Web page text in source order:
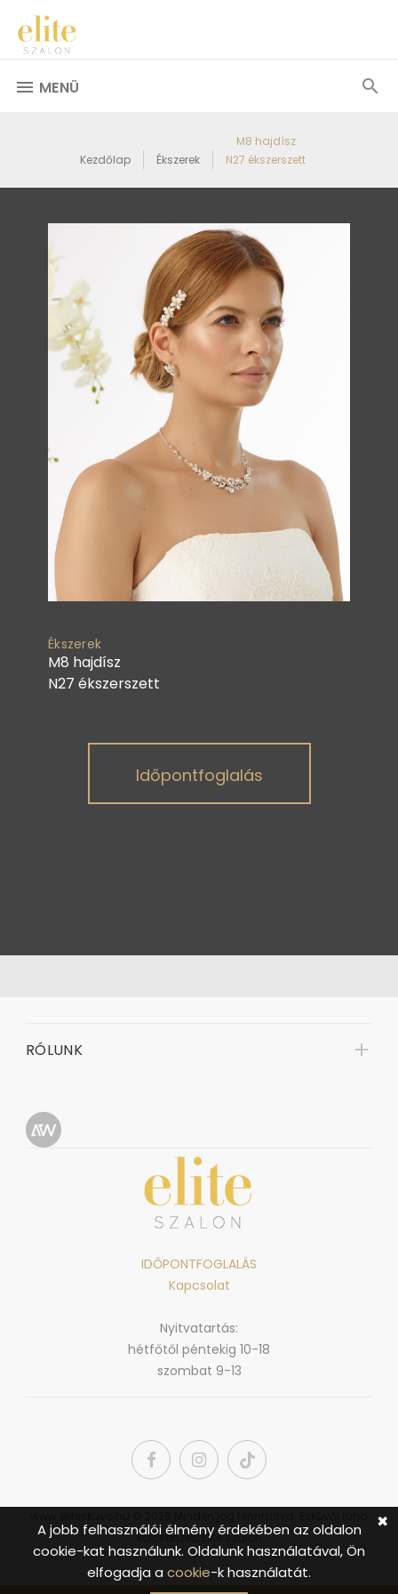
MENÜ
Kezdőlap Ékszerek
M8 hajdísz
N27 ékszerszett
Ékszerek
M8 hajdísz
N27 ékszerszett
Időpontfoglalás
RÓLUNK
IDŐPONTFOGLALÁS
Kapcsolat
Nyitvatartás:
hétfőtől péntekig 10-18
szombat 9-13
kölcsönzés, Elite Szalon
A jobb felhasználói élmény érdekében az oldalon
cookie-kat használunk. Oldalunk használatával, Ön
elfogadja a cookie-k használatát.
✖